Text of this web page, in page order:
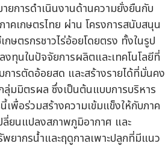
การดำเนินงานด้านความยั่งยืนกับ
เกษตรไทย ผ่าน โครงการสนับสนุน
ตรกรชาวไร่อ้อยโดยตรง ทั้งในรูป
งทุนในปัจจัยการผลิตและเทคโนโลยีที่
ารตัดอ้อยสด และสร้างรายได้ที่มั่นคง
ลุ่มมิตรผล ซึ่งเป็นต้นแบบการบริหาร
พื่อร่วมสร้างความเข้มแข็งให้กับภาค
ลี่ยนแปลงสภาพภูมิอากาศ และ
ยากรน้ำและฤดูกาลเพาะปลูกที่มีแนว